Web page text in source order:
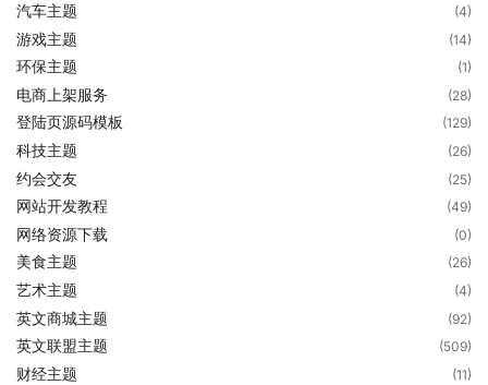
汽车主题 (4)
游戏主题 (14)
环保主题 (1)
电商上架服务 (28)
登陆页源码模板 (129)
科技主题 (26)
约会交友 (25)
网站开发教程 (49)
网络资源下载 (0)
美食主题 (26)
艺术主题 (4)
英文商城主题 (92)
英文联盟主题 (509)
财经主题 (11)